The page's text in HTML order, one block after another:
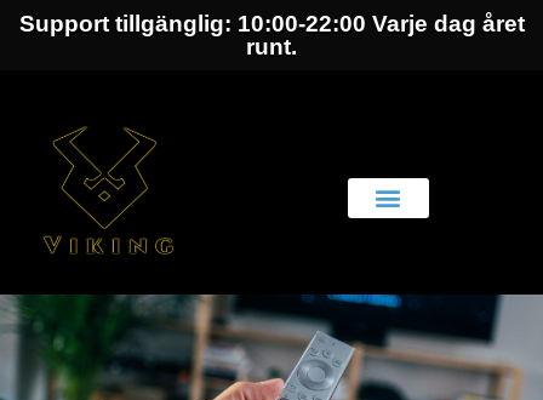
Support tillgänglig: 10:00-22:00 Varje dag året
runt.